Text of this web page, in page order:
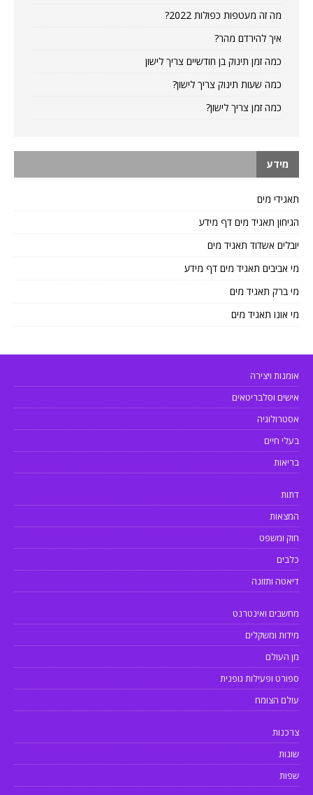
מה זה מעטפות כפולות 2022?
איך להירדם מהר?
כמה זמן תינוק בן חודשיים צריך לישון
כמה שעות תינוק צריך לישון?
כמה זמן צריך לישון?
מידע
תאגידי מים
הגיחון תאגיד מים דף מידע
יובלים אשדוד תאגיד מים
מי אביבים תאגיד מים דף מידע
מי ברק תאגיד מים
מי אונו תאגיד מים
אומנות ויצירה
אישים וסלבריטאים
אסטרולוגיה
בעלי חיים
בריאות
דתות
המצאות
חוק ומשפט
כלבים
דיאטה ותזונה
מחשבים ואינטרנט
מידות ומשקלים
מן העולם
ספורט ופעילות גופנית
עולם הצומח
צרכנות
שונות
שפות